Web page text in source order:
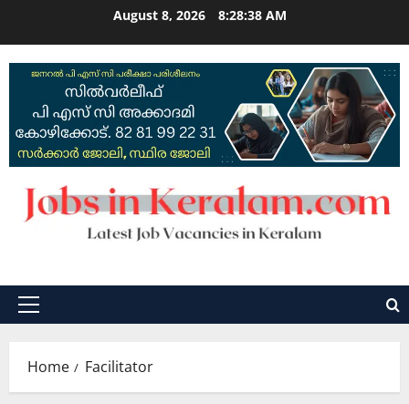
August 8, 2026 8:28:39 AM
Primary
Home Facilitator